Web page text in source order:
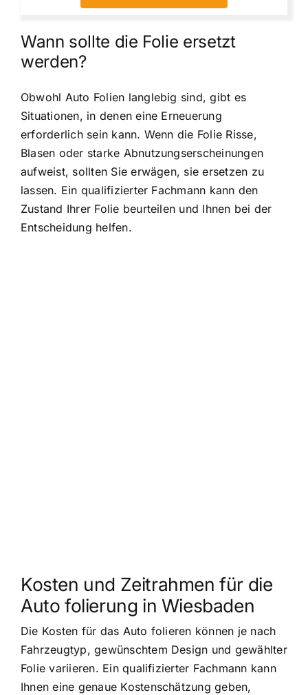
Wann sollte die Folie ersetzt
werden?
Obwohl Auto Folien langlebig sind, gibt es
Situationen, in denen eine Erneuerung
erforderlich sein kann. Wenn die Folie Risse,
Blasen oder starke Abnutzungserscheinungen
aufweist, sollten Sie erwägen, sie ersetzen zu
lassen. Ein qualifizierter Fachmann kann den
Zustand Ihrer Folie beurteilen und Ihnen bei der
Entscheidung helfen.
Kosten und Zeitrahmen für die
Auto folierung in Wiesbaden
Die Kosten für das Auto folieren können je nach
Fahrzeugtyp, gewünschtem Design und gewählter
Folie variieren. Ein qualifizierter Fachmann kann
Ihnen eine genaue Kostenschätzung geben,